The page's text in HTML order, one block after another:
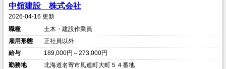
中舘建設 株式会社
2026-04-16 更新
職種
土木・建設作業員
雇用形態
正社員以外
給与
189,000円～273,000円
勤務地
北海道名寄市風連町大町５４番地